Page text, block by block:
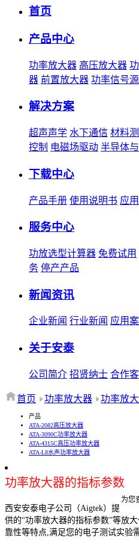
首页
产品中心
功率放大器 高压放大器
器 前置放大器 功率信号源
解决方案
超声声学 水下通信 材料
控制 电磁场驱动 半导体
下载中心
产品手册 使用说明书 应
服务中心
功放选型计算器 免费试用
务 停产产品
新闻资讯
企业新闻 行业新闻 应用
关于安泰
公司简介 招贤纳士 合作
首页 功率放大器
功率放
产品
ATA-2082高压放大器
ATA-3090C功率放大器
ATA-4315C高压功率放大器
ATA-L8水声功率放大器
功率放大器的指标参数
为您
西安安泰电子公司（Aigtek）提
供的“功率放大器的指标参数”等放
靠性等特点,满足您的电子测试实验